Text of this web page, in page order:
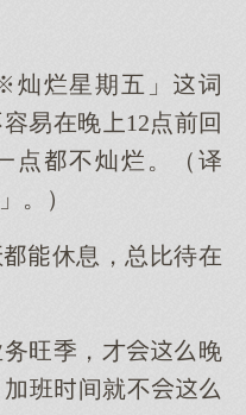
灿烂星期五」词
易在晚12点前回
不灿烂。（译
。）
休息，总比待在
务旺季，才晚
加班间就不